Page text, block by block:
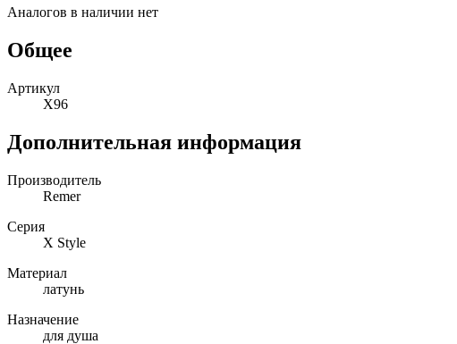
Аналогов в наличии нет
Общее
Артикул
X96
Дополнительная информация
Производитель
Remer
Серия
X Style
Материал
латунь
Назначение
для душа